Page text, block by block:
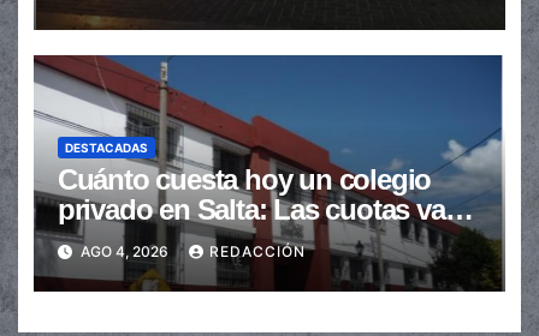
DESTACADAS
Cuánto cuesta hoy un colegio
privado en Salta: Las cuotas van
de $110.000 a más de $600.000
AGO 4, 2026 REDACCIÓN